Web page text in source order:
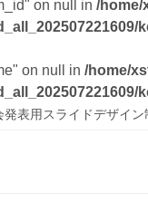
on null in /home/
on null in /home/
発表用スライドデザイン